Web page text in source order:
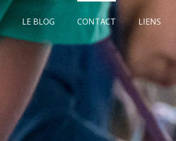
LE BLOG CONTACT LIENS